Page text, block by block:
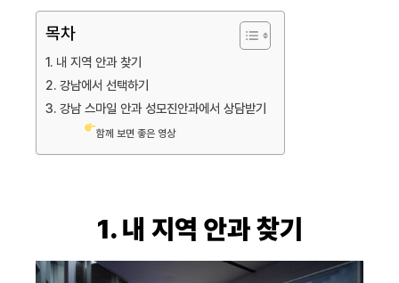
목차
1. 내 지역 안과 찾기
2. 강남에서 선택하기
3. 강남 스마일 안과 성모진안과에서 상담받기
함께 보면 좋은 영상
1. 내 지역 안과 찾기